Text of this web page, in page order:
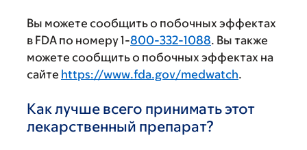
Вы можете сообщить о побочных эффектах
в FDA по номеру 1-800-332-1088. Вы также
можете сообщить о побочных эффектах на
сайте https://www.fda.gov/medwatch.
Как лучше всего принимать этот
лекарственный препарат?